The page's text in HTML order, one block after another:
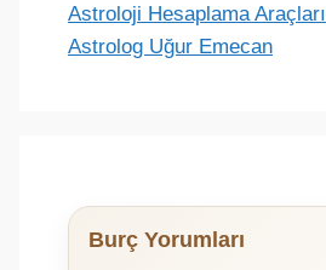
Astroloji Hesaplama Araçları
Astrolog Uğur Emecan
Burç Yorumları